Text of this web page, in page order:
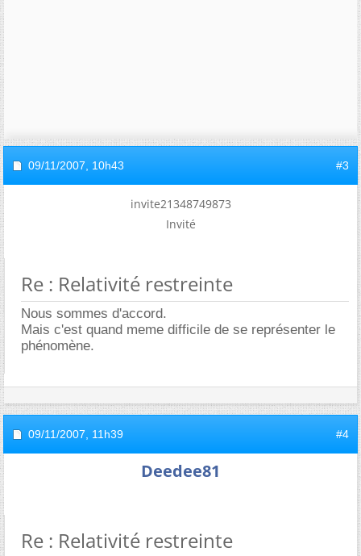
09/11/2007, 10h43 #3
invite21348749873
Invité
Re : Relativité restreinte
Nous sommes d'accord.
Mais c'est quand meme difficile de se représenter le
phénomène.
09/11/2007, 11h39 #4
Deedee81
Re : Relativité restreinte